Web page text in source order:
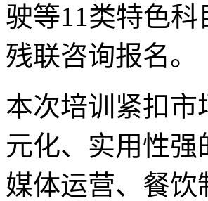
驶等11类特色
残联咨询报名。
本次培训紧扣
元化、实用性
媒体运营、餐